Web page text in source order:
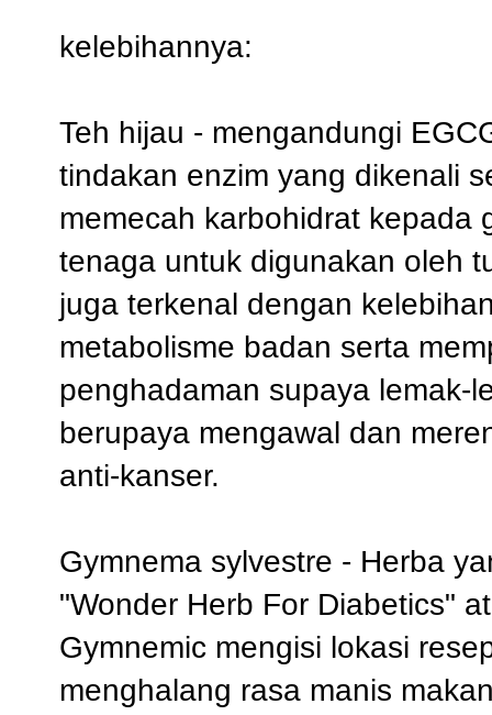
kelebihannya:
Teh hijau - mengandungi
tindakan enzim yang dikenali
memecah karbohidrat kepada
tenaga untuk digunakan oleh
juga terkenal dengan
metabolisme badan serta
penghadaman supaya lemak-
berupaya mengawal dan
anti-kanser.
Gymnema sylvestre - Herba
"Wonder Herb For Diabetics"
Gymnemic mengisi lokasi
menghalang rasa manis